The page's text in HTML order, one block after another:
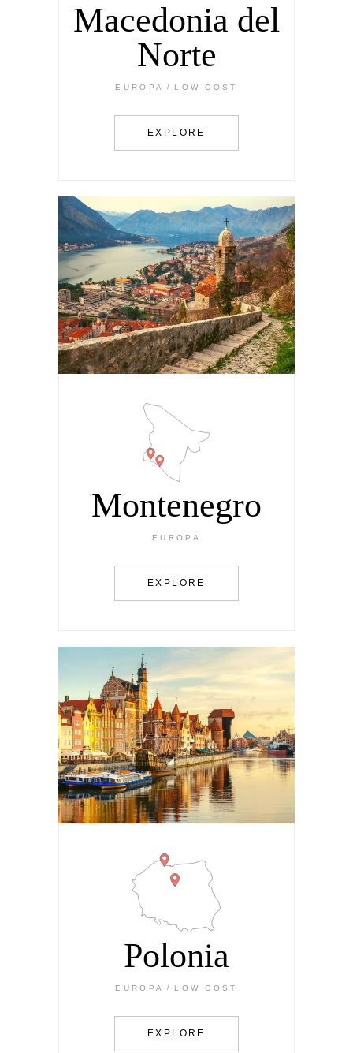
Macedonia del
Norte
EUROPA LOW COST
EXPLORE
Montenegro
EUROPA
EXPLORE
Polonia
EUROPA LOW COST
EXPLORE